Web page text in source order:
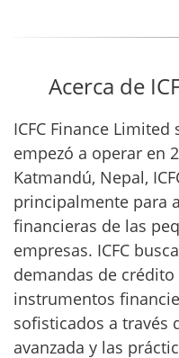
Acerca de
ICFC Finance
empezó a operar en
Katmandú, Nepal,
principalmente para
financieras de las
empresas. ICFC
demandas de
instrumentos
sofisticados a través
avanzada y las